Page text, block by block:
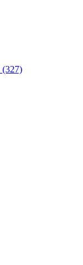
(327)